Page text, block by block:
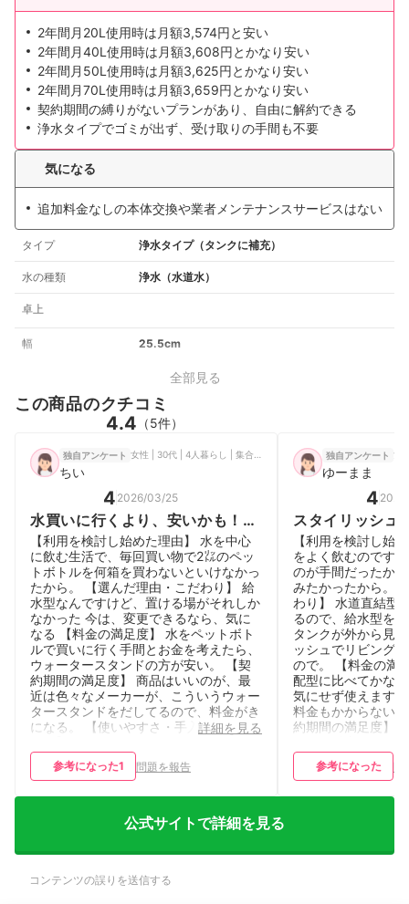
2年間月20L使用時は月額3,574円と安い
2年間月40L使用時は月額3,608円とかなり安い
2年間月50L使用時は月額3,625円とかなり安い
2年間月70L使用時は月額3,659円とかなり安い
契約期間の縛りがないプランがあり、自由に解約できる
浄水タイプでゴミが出ず、受け取りの手間も不要
気になる
追加料金なしの本体交換や業者メンテナンスサービスはない
タイプ 浄水タイプ（タンクに補充）
水の種類 浄水（水道水）
卓上
幅 25.5cm
全部見る
この商品のクチコミ
4.4 （5件）
独自アンケート
ちい
4 2026/03/25
水買いに行くより、安いかも！？
比べるみて！
【利用を検討し始めた理由】 水を中心
に飲む生活で、毎回買い物で2㍑のペッ
トボトルを何箱を買わないといけなかっ
たから。 【選んだ理由・こだわり】 給
水型なんですけど、置ける場がそれしか
なかった 今は、変更できるなら、気に
なる 【料金の満足度】 水をペットボト
ルで買いに行く手間とお金を考えたら、
ウォータースタンドの方が安い。 【契
約期間の満足度】 商品はいいのが、最
近は色々なメーカーが、こういうウォー
タースタンドをだしてるので、料金がき
になる。 【使いやすさ・手入れのしや
んなに、多くないので ワンタッチで水
が出てる。 【デザイン・サイズの満足
おいい。 【基本情報】 利用期間：現在
も継続利用してるいる 2024年くらいか
満 主な利用用途：水分補給（そのまま
詳細を見る
参考になった1 問題を報告
独自アンケート
ゆーまま
4
スタイリッシュ
なじむ浄水型ウ
【利用を検討し始
をよく飲むのです
のが手間だったか
みたかったから。
わり】 水道直結型
るので、給水型を
タンクが外から見
ッシュでリビング
ので。 【料金の満
配型に比べてかな
気にせず使えます
料金もかからない
約期間の満足度】
い、契約しました
のでやめる予定は
コップを置く場所
れでシンプルでイ
参考になった
公式サイトで詳細を見る
コンテンツの誤りを送信する